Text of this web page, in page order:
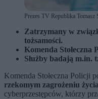
Prezes TV Republika Tomasz
Zatrzymany w
tożsamości.
Komenda Stołeczna
Służby badają
Komenda Stołeczna Policji
rzekomym zagrożeniu
cyberprzestępców, którzy